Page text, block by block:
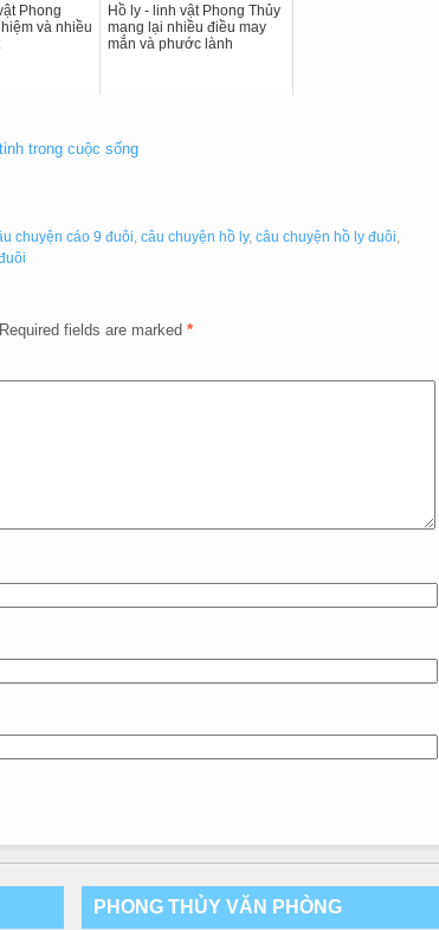
Phong
và nhiều
Hồ ly - linh vật Phong Thủy
mang lại nhiều điều may
mắn và phước lành
trong cuộc sống
chuyện cáo 9 đuôi, câu chuyện hồ ly, câu chuyện hồ ly đuôi,
Required fields are marked *
PHONG THỦY VĂN PHÒNG